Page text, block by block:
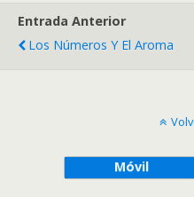
Entrada Anterior
Los Números Y El Aroma
Móvil